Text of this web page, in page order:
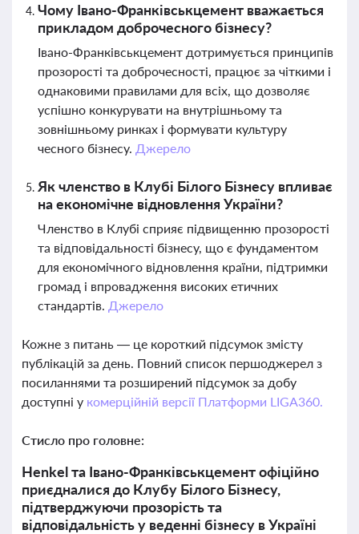
Чому Івано-Франківськцемент вважається
прикладом доброчесного бізнесу?
Івано-Франківськцемент дотримується принципів
прозорості та доброчесності, працює за чіткими і
однаковими правилами для всіх, що дозволяє
успішно конкурувати на внутрішньому та
зовнішньому ринках і формувати культуру
чесного бізнесу. Джерело
Як членство в Клубі Білого Бізнесу впливає
на економічне відновлення України?
Членство в Клубі сприяє підвищенню прозорості
та відповідальності бізнесу, що є фундаментом
для економічного відновлення країни, підтримки
громад і впровадження високих етичних
стандартів. Джерело
Кожне з питань — це короткий підсумок змісту
публікацій за день. Повний список першоджерел з
посиланнями та розширений підсумок за добу
доступні у комерційній версії Платформи LIGA360.
Стисло про головне:
Henkel та Івано-Франківськцемент офіційно
приєдналися до Клубу Білого Бізнесу,
підтверджуючи прозорість та
відповідальність у веденні бізнесу в Україні